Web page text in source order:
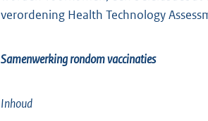
verordening Health Technology
Samenwerking rondom vaccinaties
Inhoud